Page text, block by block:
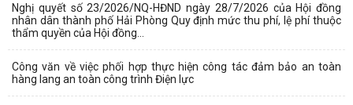
Nghị quyết số 23/2026/NQ-HĐND ngày 28/7/2026 của Hội đồng
nhân dân thành phố Hải Phòng Quy định mức thu phí, lệ phí thuộc
thẩm quyền của Hội đồng...
Công văn về việc phối hợp thực hiện công tác đảm bảo an toàn
hàng lang an toàn công trình Điện lực